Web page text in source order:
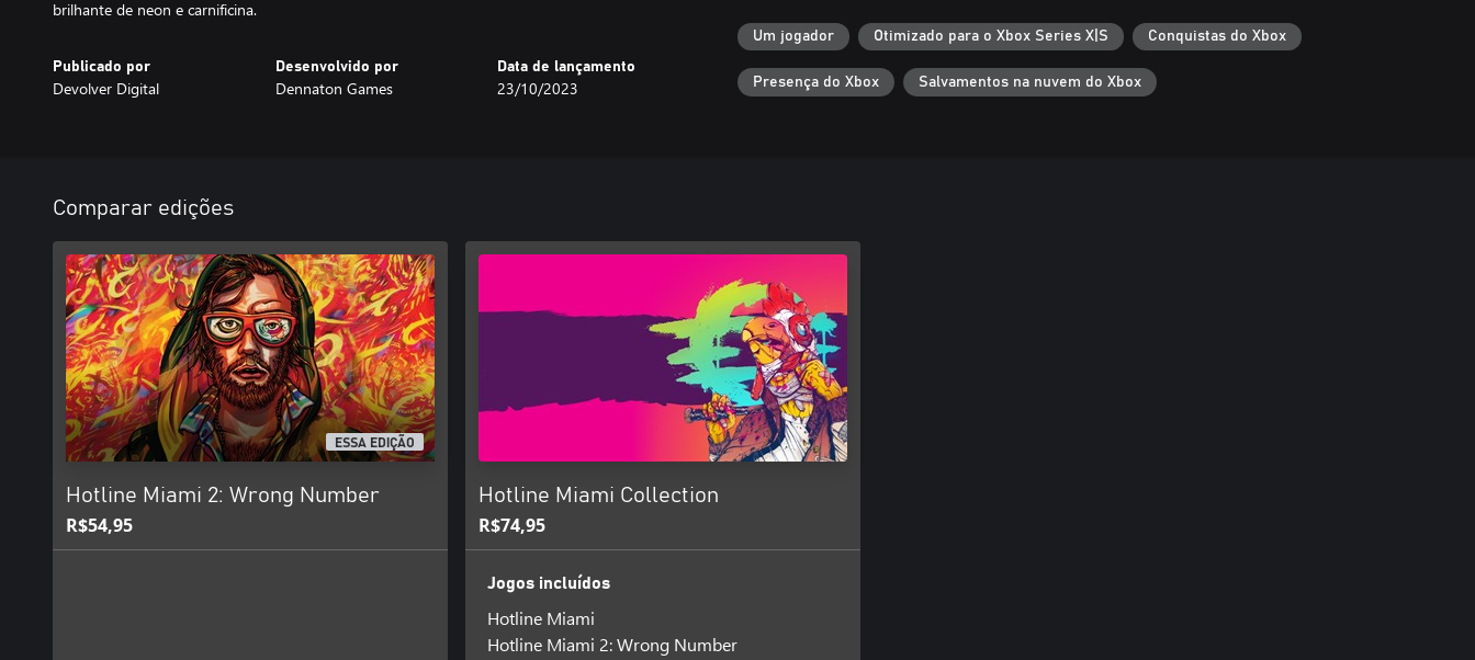
brilhante de neon e carnificina.
Publicado por
Devolver Digital
Desenvolvido por
Dennaton Games
Data de lançamento
23/10/2023
Um jogador Otimizado para o Xbox Series X|S Conquistas do Xbox
Presença do Xbox Salvamentos na nuvem do Xbox
Comparar edições
ESSA EDIÇÃO
Hotline Miami 2: Wrong Number
R$54,95
Hotline Miami Collection
R$74,95
Jogos incluídos
Hotline Miami
Hotline Miami 2: Wrong Number